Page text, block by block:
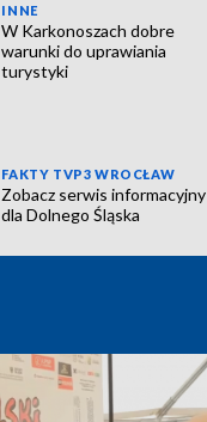
INNE
W Karkonoszach dobre
warunki do uprawiania
turystyki
FAKTY TVP3 WROCŁAW
Zobacz serwis informacyjny
dla Dolnego Śląska